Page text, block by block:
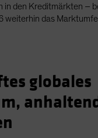
in den Kreditmärkten –
weiterhin das
globales